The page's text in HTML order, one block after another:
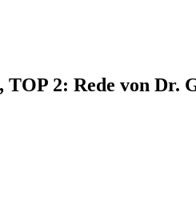
TOP 2: Rede von Dr.